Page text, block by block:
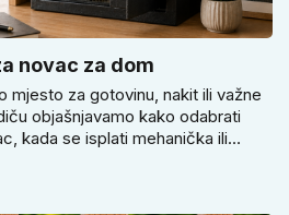
novac za dom
mjesto za gotovinu, nakit ili važne
objašnjavamo kako odabrati
kada se isplati mehanička ili
ćete praktične savjete za odabir